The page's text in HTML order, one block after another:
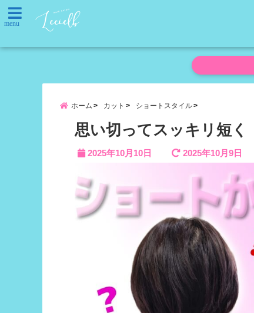
menu
ホーム カット ショートスタイル
思い切ってスッキリ短く
2025年10月10日 2025年10月9日